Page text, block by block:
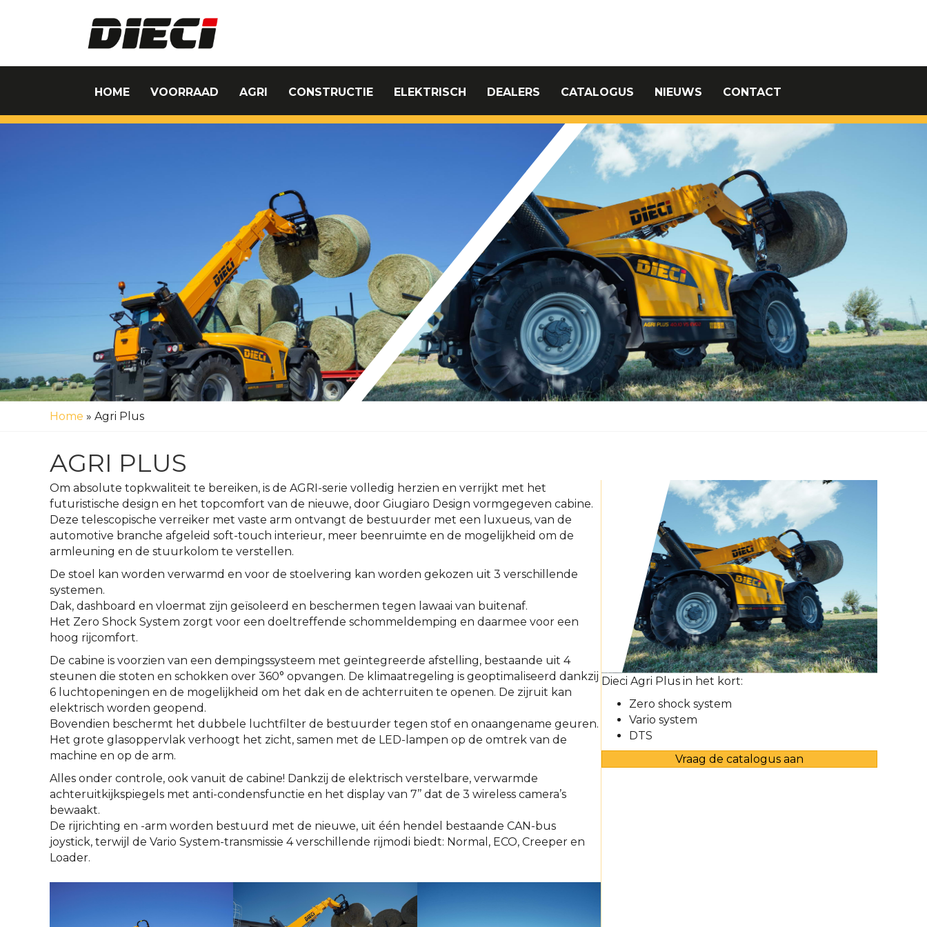
HOME VOORRAAD AGRI CONSTRUCTIE ELEKTRISCH DEALERS CATALOGUS NIEUWS CONTACT
Home » Agri Plus
AGRI PLUS
Om absolute topkwaliteit te bereiken, is de AGRI-serie volledig herzien en verrijkt met het
futuristische design en het topcomfort van de nieuwe, door Giugiaro Design vormgegeven cabine.
Deze telescopische verreiker met vaste arm ontvangt de bestuurder met een luxueus, van de
automotive branche afgeleid soft-touch interieur, meer beenruimte en de mogelijkheid om de
armleuning en de stuurkolom te verstellen.
De stoel kan worden verwarmd en voor de stoelvering kan worden gekozen uit 3 verschillende
systemen.
Dak, dashboard en vloermat zijn geïsoleerd en beschermen tegen lawaai van buitenaf.
Het Zero Shock System zorgt voor een doeltreffende schommeldemping en daarmee voor een
hoog rijcomfort.
De cabine is voorzien van een dempingssysteem met geïntegreerde afstelling, bestaande uit 4
steunen die stoten en schokken over 360° opvangen. De klimaatregeling is geoptimaliseerd dankzij
6 luchtopeningen en de mogelijkheid om het dak en de achterruiten te openen. De zijruit kan
elektrisch worden geopend.
Bovendien beschermt het dubbele luchtfilter de bestuurder tegen stof en onaangename geuren.
Het grote glasoppervlak verhoogt het zicht, samen met de LED-lampen op de omtrek van de
machine en op de arm.
Alles onder controle, ook vanuit de cabine! Dankzij de elektrisch verstelbare, verwarmde
achteruitkijkspiegels met anti-condensfunctie en het display van 7’’ dat de 3 wireless camera’s
bewaakt.
De rijrichting en -arm worden bestuurd met de nieuwe, uit één hendel bestaande CAN-bus
joystick, terwijl de Vario System-transmissie 4 verschillende rijmodi biedt: Normal, ECO, Creeper en
Loader.
Dieci Agri Plus in het kort:
Zero shock system
Vario system
DTS
Vraag de catalogus aan